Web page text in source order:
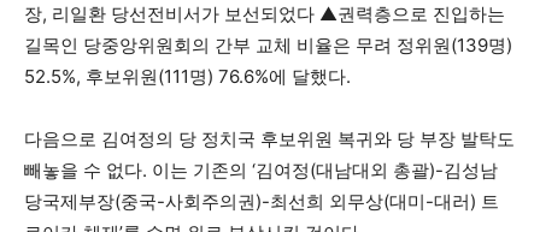
장, 리일환 당선전비서가 보선되었다 ▲권력층으로 진입하는
길목인 당중앙위원회의 간부 교체 비율은 무려 정위원(139명)
52.5%, 후보위원(111명) 76.6%에 달했다.
다음으로 김여정의 당 정치국 후보위원 복귀와 당 부장 발탁도
빼놓을 수 없다. 이는 기존의 ‘김여정(대남대외 총괄)-김성남
당국제부장(중국-사회주의권)-최선희 외무상(대미-대러) 트